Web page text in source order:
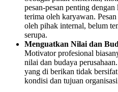
pesan-pesan penting
terima oleh karyawan.
oleh pihak internal, belum
serupa.
Menguatkan Nilai dan
Motivator profesional
nilai dan budaya
yang di berikan tidak
kondisi dan tujuan